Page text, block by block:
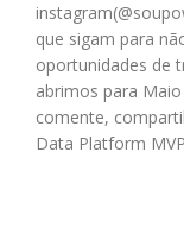
que sigam para
oportunidades de
abrimos para
comente,
Data Platform